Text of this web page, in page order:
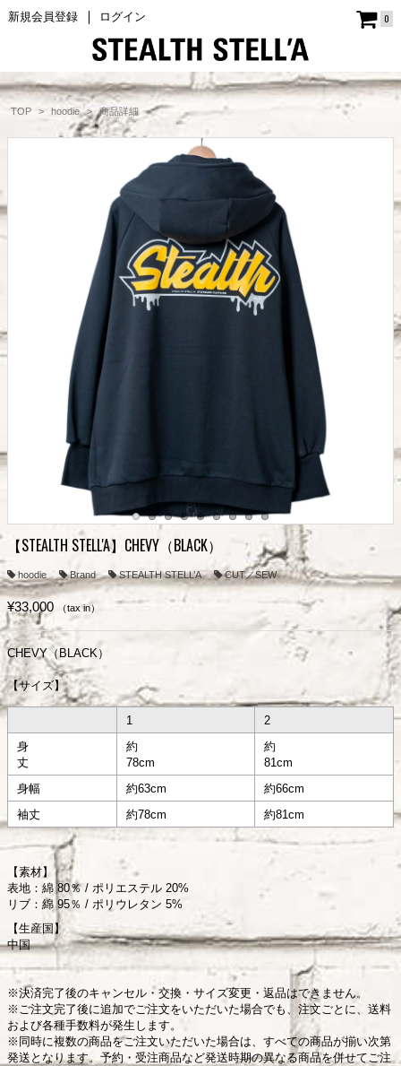
新規会員登録 ログイン 0
TOP hoodie 商品詳細
【STEALTH STELL'A】CHEVY（BLACK）
hoodie Brand STEALTH STELL’A CUT／SEW
¥33,000 （tax in）
CHEVY（BLACK）
【サイズ】
1
2
身
丈
約
78cm
約
81cm
身幅
約63cm
約66cm
袖丈
約78cm 約81cm
【素材】
表地：綿 80％ / ポリエステル 20%
リブ：綿 95％ / ポリウレタン 5%
【生産国】
中国
※決済完了後のキャンセル・交換・サイズ変更・返品はできません。
※ご注文完了後に追加でご注文をいただいた場合でも、注文ごとに、送料
および各種手数料が発生します。
※同時に複数の商品をご注文いただいた場合は、すべての商品が揃い次第
発送となります。予約・受注商品など発送時期の異なる商品を併せてご注